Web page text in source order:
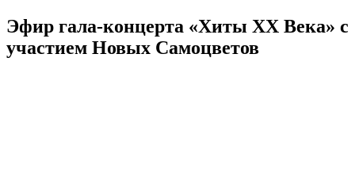
Эфир гала-концерта «Хиты XX Века» с
участием Новых Самоцветов